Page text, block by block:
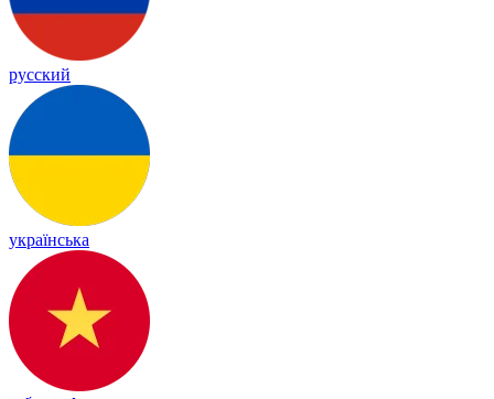
русский
українська